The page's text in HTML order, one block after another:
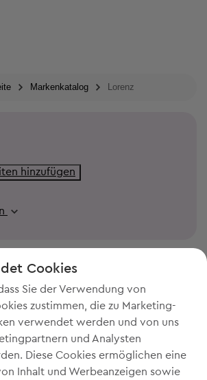
Markenkatalog Lorenz
hinzufügen
MEHR PLATZ IN
Cookies
Sie der Verwendung von
zustimmen, die zu Marketing-
verwendet werden und von uns
und Analysten
Diese Cookies ermöglichen eine
Inhalt und Werbeanzeigen sowie